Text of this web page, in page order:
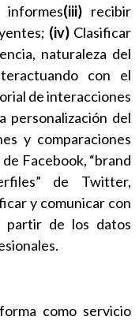
(iii) recibir
(iv) Clasificar
naturaleza del
con el
de interacciones
personalización del
y comparaciones
Facebook, “brand
de Twitter,
y comunicar con
partir de los datos
como servicio